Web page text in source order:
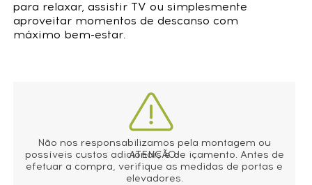
para relaxar, assistir TV ou simplesmente
aproveitar momentos de descanso com
máximo bem-estar.
ATENÇÃO:
Não nos responsabilizamos pela montagem ou
possíveis custos adicionais e de içamento. Antes de
efetuar a compra, verifique as medidas de portas e
elevadores.